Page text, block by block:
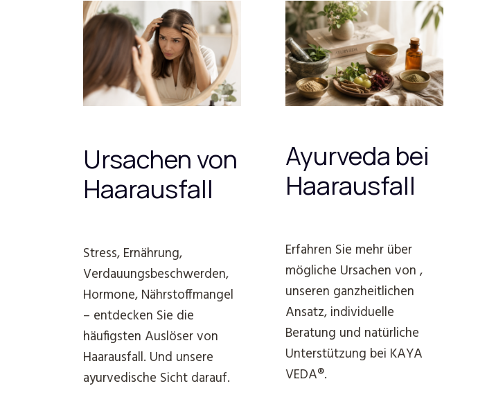
Ursachen von
Haarausfall
Stress, Ernährung,
Verdauungsbeschwerden,
Hormone, Nährstoffmangel
– entdecken Sie die
häufigsten Auslöser von
Haarausfall. Und unsere
ayurvedische Sicht darauf.
Ayurveda bei
Haarausfall
Erfahren Sie mehr über
mögliche Ursachen von ,
unseren ganzheitlichen
Ansatz, individuelle
Beratung und natürliche
Unterstützung bei KAYA
VEDA®.